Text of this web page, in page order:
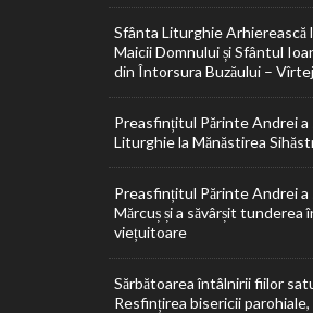
Sfânta Liturghie Arhierească
Maicii Domnului și Sfântul
din Întorsura Buzăului – Vîrtej
Preasfințitul Părinte Andrei a
Liturghie la Mănăstirea
Preasfințitul Părinte Andrei a
Mărcuș și a săvârșit tunderea
viețuitoare
Sărbătoarea întâlnirii fiilor
Resfințirea bisericii